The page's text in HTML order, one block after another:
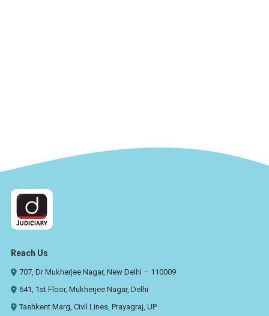
Reach Us
707, Dr Mukherjee Nagar, New Delhi – 110009
641, 1st Floor, Mukherjee Nagar, Delhi
Tashkent Marg, Civil Lines, Prayagraj, UP